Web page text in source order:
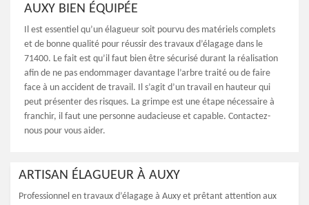
AUXY BIEN ÉQUIPÉE
Il est essentiel qu’un élagueur soit pourvu des matériels complets
et de bonne qualité pour réussir des travaux d’élagage dans le
71400. Le fait est qu’il faut bien être sécurisé durant la réalisation
afin de ne pas endommager davantage l’arbre traité ou de faire
face à un accident de travail. Il s’agit d’un travail en hauteur qui
peut présenter des risques. La grimpe est une étape nécessaire à
franchir, il faut une personne audacieuse et capable. Contactez-
nous pour vous aider.
ARTISAN ÉLAGUEUR À AUXY
Professionnel en travaux d’élagage à Auxy et prêtant attention aux